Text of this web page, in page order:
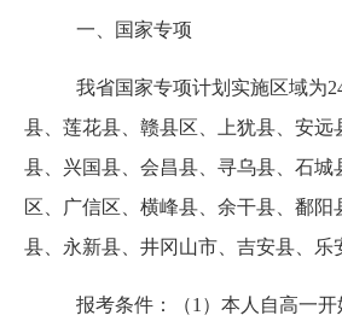
一、国家专项
我省国家专项计划实施区域为
县、莲花县、赣县区、上犹县、安远
县、兴国县、会昌县、寻乌县、石城
区、广信区、横峰县、余干县、鄱阳
县、永新县、井冈山市、吉安县、乐
报考条件：（1）本人自高一